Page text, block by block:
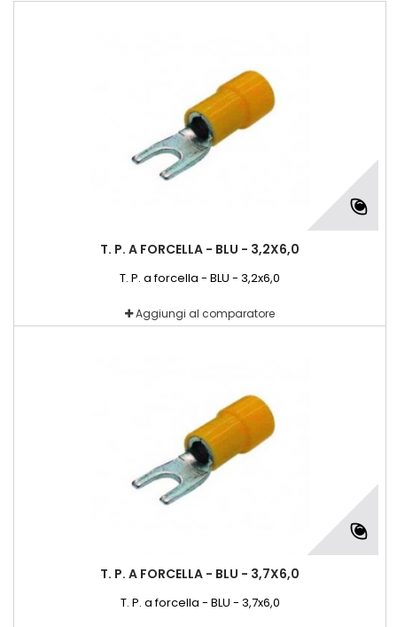
T. P. A FORCELLA - BLU - 3,2X6,0
T. P. a forcella - BLU - 3,2x6,0
Aggiungi al comparatore
T. P. A FORCELLA - BLU - 3,7X6,0
T. P. a forcella - BLU - 3,7x6,0